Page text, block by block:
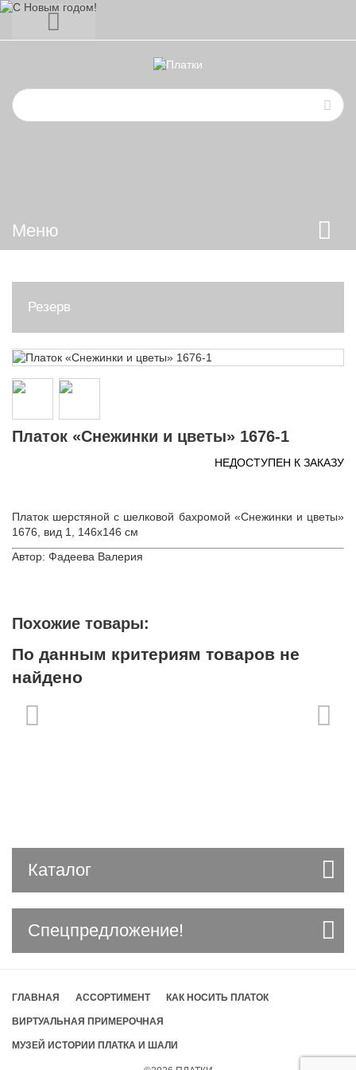
Меню
Резерв
Платок «Снежинки и цветы» 1676-1
НЕДОСТУПЕН К ЗАКАЗУ
Платок шерстяной с шелковой бахромой «Снежинки и цветы»
1676, вид 1, 146х146 см
Автор: Фадеева Валерия
Похожие товары:
По данным критериям товаров не
найдено
Каталог
Спецпредложение!
ГЛАВНАЯ АССОРТИМЕНТ КАК НОСИТЬ ПЛАТОК
ВИРТУАЛЬНАЯ ПРИМЕРОЧНАЯ
МУЗЕЙ ИСТОРИИ ПЛАТКА И ШАЛИ